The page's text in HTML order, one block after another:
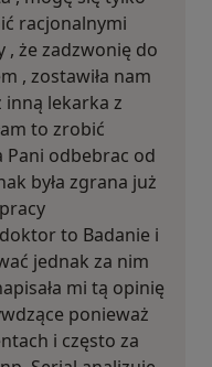
racjonalnymi
, że zadzwonię do
, zostawiła nam
inną lekarka z
to zrobić
Pani odbebrac od
była zgrana już
to Badanie i
jednak za nim
mi tą opinię
ponieważ
i często za